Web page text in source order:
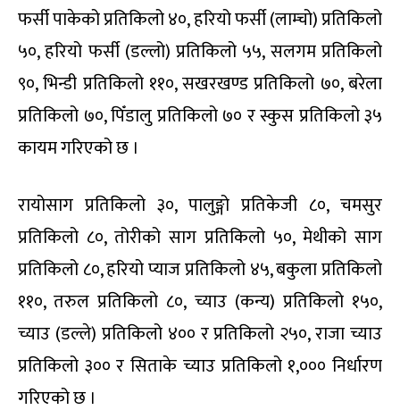
फर्सी पाकेको प्रतिकिलो ४०, हरियो फर्सी (लाम्चो) प्रतिकिलो
५०, हरियो फर्सी (डल्लो) प्रतिकिलो ५५, सलगम प्रतिकिलो
९०, भिन्डी प्रतिकिलो ११०, सखरखण्ड प्रतिकिलो ७०, बरेला
प्रतिकिलो ७०, पिँडालु प्रतिकिलो ७० र स्कुस प्रतिकिलो ३५
कायम गरिएको छ ।
रायोसाग प्रतिकिलो ३०, पालुङ्गो प्रतिकेजी ८०, चमसुर
प्रतिकिलो ८०, तोरीको साग प्रतिकिलो ५०, मेथीको साग
प्रतिकिलो ८०, हरियो प्याज प्रतिकिलो ४५, बकुला प्रतिकिलो
११०, तरुल प्रतिकिलो ८०, च्याउ (कन्य) प्रतिकिलो १५०,
च्याउ (डल्ले) प्रतिकिलो ४०० र प्रतिकिलो २५०, राजा च्याउ
प्रतिकिलो ३०० र सिताके च्याउ प्रतिकिलो १,००० निर्धारण
गरिएको छ ।